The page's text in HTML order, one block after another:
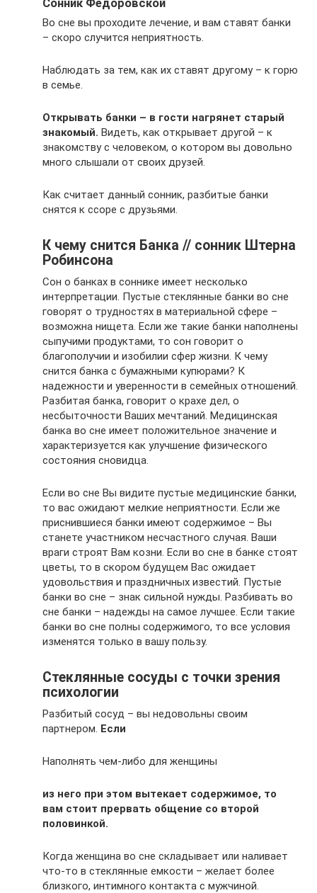
Сонник Федоровской
Во сне вы проходите лечение, и вам ставят банки
– скоро случится неприятность.
Наблюдать за тем, как их ставят другому – к горю
в семье.
Открывать банки – в гости нагрянет старый
знакомый. Видеть, как открывает другой – к
знакомству с человеком, о котором вы довольно
много слышали от своих друзей.
Как считает данный сонник, разбитые банки
снятся к ссоре с друзьями.
К чему снится Банка // сонник Штерна
Робинсона
Сон о банках в соннике имеет несколько
интерпретации. Пустые стеклянные банки во сне
говорят о трудностях в материальной сфере –
возможна нищета. Если же такие банки наполнены
сыпучими продуктами, то сон говорит о
благополучии и изобилии сфер жизни. К чему
снится банка с бумажными купюрами? К
надежности и уверенности в семейных отношений.
Разбитая банка, говорит о крахе дел, о
несбыточности Ваших мечтаний. Медицинская
банка во сне имеет положительное значение и
характеризуется как улучшение физического
состояния сновидца.
Если во сне Вы видите пустые медицинские банки,
то вас ожидают мелкие неприятности. Если же
приснившиеся банки имеют содержимое – Вы
станете участником несчастного случая. Ваши
враги строят Вам козни. Если во сне в банке стоят
цветы, то в скором будущем Вас ожидает
удовольствия и праздничных известий. Пустые
банки во сне – знак сильной нужды. Разбивать во
сне банки – надежды на самое лучшее. Если такие
банки во сне полны содержимого, то все условия
изменятся только в вашу пользу.
Стеклянные сосуды с точки зрения
психологии
Разбитый сосуд – вы недовольны своим
партнером. Если
Наполнять чем-либо для женщины
из него при этом вытекает содержимое, то
вам стоит прервать общение со второй
половинкой.
Когда женщина во сне складывает или наливает
что-то в стеклянные емкости – желает более
близкого, интимного контакта с мужчиной.